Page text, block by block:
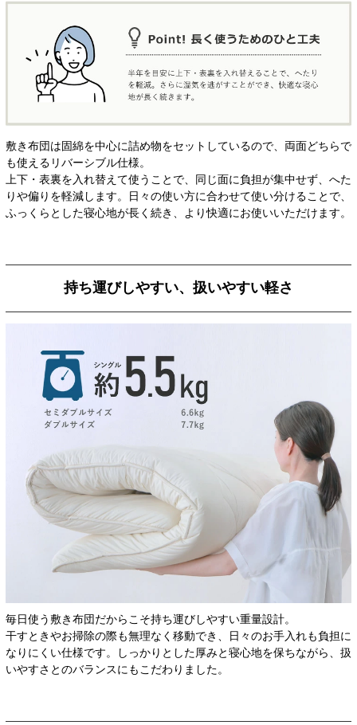
敷き布団は固綿を中心に詰め物をセットしているので、両面どちらで
も使えるリバーシブル仕様。
上下・表裏を入れ替えて使うことで、同じ面に負担が集中せず、へた
りや偏りを軽減します。日々の使い方に合わせて使い分けることで、
ふっくらとした寝心地が長く続き、より快適にお使いいただけます。
持ち運びしやすい、扱いやすい軽さ
毎日使う敷き布団だからこそ持ち運びしやすい重量設計。
干すときやお掃除の際も無理なく移動でき、日々のお手入れも負担に
なりにくい仕様です。しっかりとした厚みと寝心地を保ちながら、扱
いやすさとのバランスにもこだわりました。